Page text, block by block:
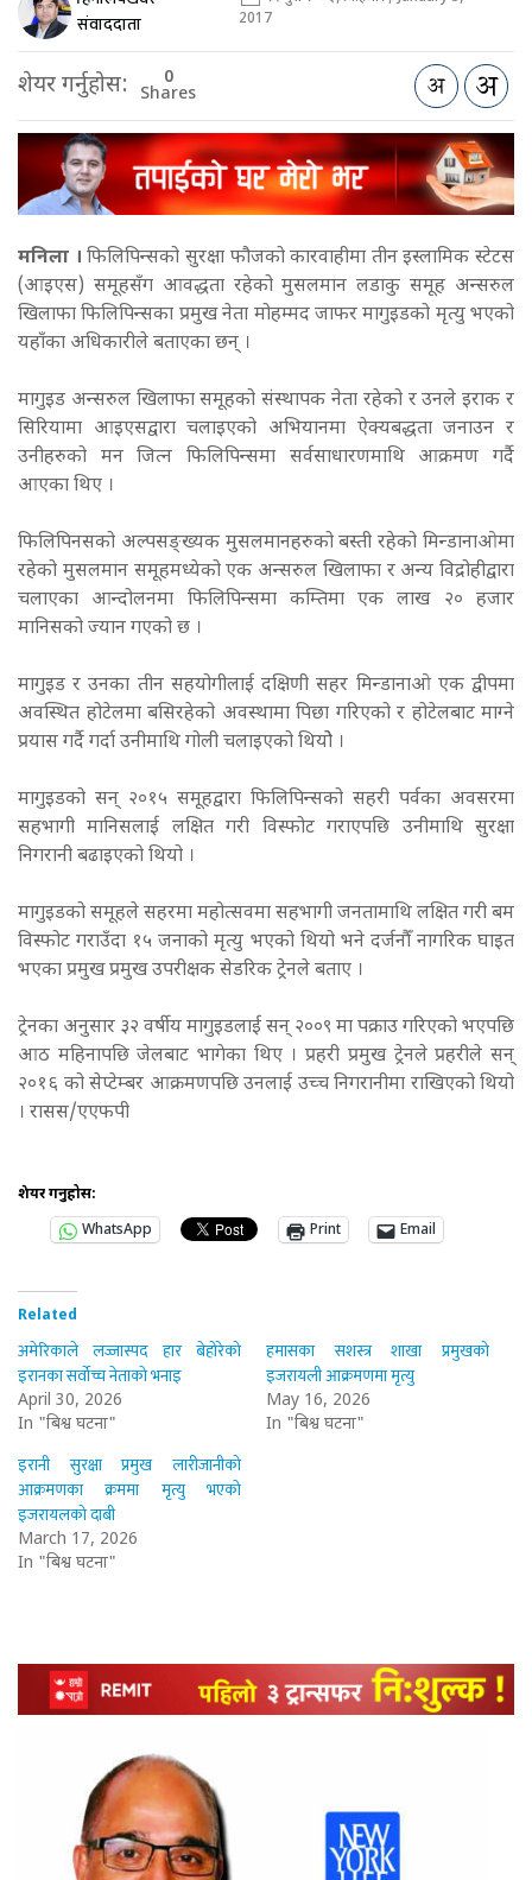
संवाददाता
2017
शेयर गर्नुहोस: 0
Shares
मनिला ।फिलिपिन्सको सुरक्षा फौजको कारवाहीमा तीन इस्लामिक स्टेटस
(आइएस) समूहसँग आवद्धता रहेको मुसलमान लडाकु समूह अन्सरुल
खिलाफा फिलिपिन्सका प्रमुख नेता मोहम्मद जाफर मागुइडको मृत्यु भएको
यहाँका अधिकारीले बताएका छन् ।
मागुइड अन्सरुल खिलाफा समूहको संस्थापक नेता रहेको र उनले इराक र
सिरियामा आइएसद्वारा चलाइएको अभियानमा ऐक्यबद्धता जनाउन र
उनीहरुको मन जित्न फिलिपिन्समा सर्वसाधारणमाथि आक्रमण गर्दै
आएका थिए ।
फिलिपिनसको अल्पसङ्ख्यक मुसलमानहरुको बस्ती रहेको मिन्डानाओमा
रहेको मुसलमान समूहमध्येको एक अन्सरुल खिलाफा र अन्य विद्रोहीद्वारा
चलाएका आन्दोलनमा फिलिपिन्समा कम्तिमा एक लाख २० हजार
मानिसको ज्यान गएको छ ।
मागुइड र उनका तीन सहयोगीलाई दक्षिणी सहर मिन्डानाओ एक द्वीपमा
अवस्थित होटेलमा बसिरहेको अवस्थामा पिछा गरिएको र होटेलबाट माग्ने
प्रयास गर्दै गर्दा उनीमाथि गोली चलाइएको थियोे ।
मागुइडको सन् २०१५ समूहद्वारा फिलिपिन्सको सहरी पर्वका अवसरमा
सहभागी मानिसलाई लक्षित गरी विस्फोट गराएपछि उनीमाथि सुरक्षा
निगरानी बढाइएको थियो ।
मागुइडको समूहले सहरमा महोत्सवमा सहभागी जनतामाथि लक्षित गरी बम
विस्फोट गराउँदा १५ जनाको मृत्यु भएको थियो भने दर्जनौँ नागरिक घाइत
भएका प्रमुख प्रमुख उपरीक्षक सेडरिक ट्रेनले बताए ।
ट्रेनका अनुसार ३२ वर्षीय मागुइडलाई सन् २००९ मा पक्राउ गरिएको भएपछि
आठ महिनापछि जेलबाट भागेका थिए । प्रहरी प्रमुख ट्रेनले प्रहरीले सन्
२०१६ को सेप्टेम्बर आक्रमणपछि उनलाई उच्च निगरानीमा राखिएको थियो
। रासस/एएफपी
शेयर गर्नुहोस:
WhatsApp
Print Email
Related
अमेरिकाले लज्जास्पद हार बेहोरेको
इरानका सर्वोच्च नेताको भनाइ
April 30, 2026
In "बिश्व घटना"
हमासका सशस्त्र शाखा प्रमुखको
इजरायली आक्रमणमा मृत्यु
May 16, 2026
In "बिश्व घटना"
इरानी सुरक्षा प्रमुख लारीजानीको
आक्रमणका क्रममा मृत्यु भएको
इजरायलको दाबी
March 17, 2026
In "बिश्व घटना"